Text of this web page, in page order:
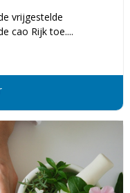
vrijgestelde
cao Rijk toe....